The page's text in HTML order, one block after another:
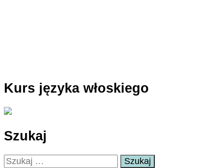
Kurs języka włoskiego
Szukaj
Szukaj: